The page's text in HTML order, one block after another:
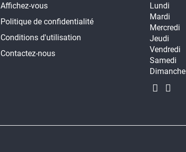
Affichez-vous
Politique de confidentialité
Conditions d'utilisation
Contactez-nous
Lundi
Mardi
Mercredi
Jeudi
Vendredi
Samedi
Dimanche